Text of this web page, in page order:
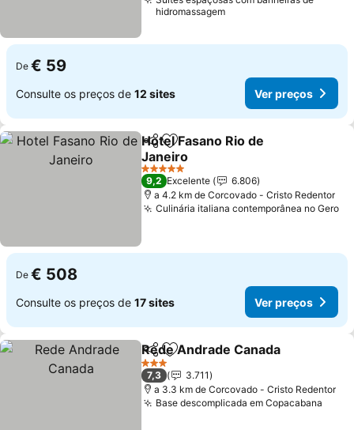
hidromassagem
De € 59
Consulte os preços de 12 sites Ver preços
PartilharAdicionar aos favoritos
Hotel Fasano Rio de
Janeiro
5 Estrelas
9,2 Excelente
6.806
a 4.2 km de Corcovado - Cristo Redentor
Culinária italiana contemporânea no Gero
De € 508
Consulte os preços de 17 sites Ver preços
PartilharAdicionar aos favoritos
Rede Andrade Canada
3 Estrelas
7,3
3.711
a 3.3 km de Corcovado - Cristo Redentor
Base descomplicada em Copacabana